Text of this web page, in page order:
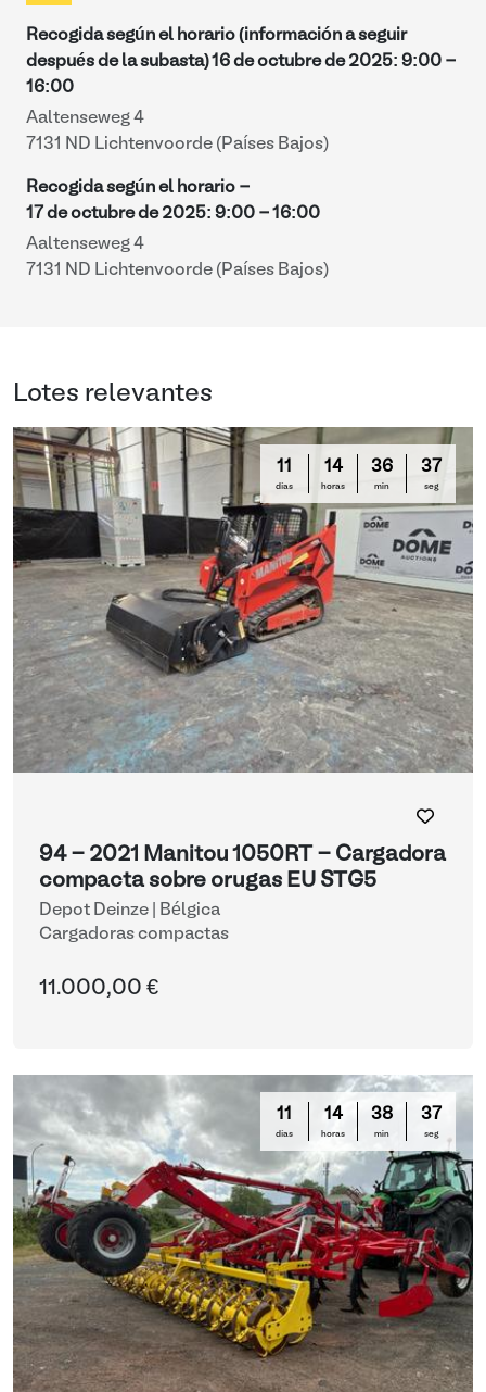
Recogida según el horario (información a seguir
después de la subasta)16 de octubre de 2025: 9:00 -
16:00
Aaltenseweg 4
7131 ND Lichtenvoorde (Países Bajos)
Recogida según el horario -
17 de octubre de 2025: 9:00 - 16:00
Aaltenseweg 4
7131 ND Lichtenvoorde (Países Bajos)
Lotes relevantes
11
días
14
horas
36
min
36
seg
94 - 2021 Manitou 1050RT - Cargadora
compacta sobre orugas EU STG5
Depot Deinze | Bélgica
Cargadoras compactas
11.000,00 €
11
días
14
horas
38
min
36
seg